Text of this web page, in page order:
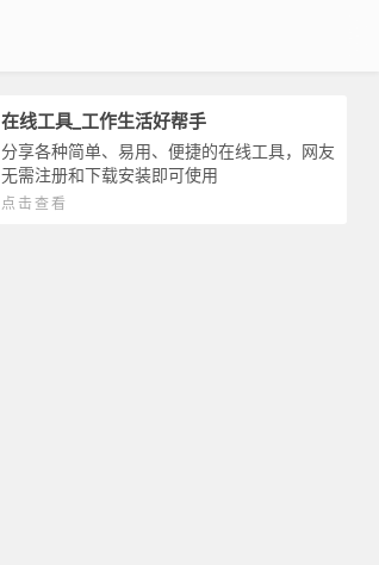
在线工具_工作生活好帮手
分享各种简单、易用、便捷的在线工具，网友
无需注册和下载安装即可使用
点击查看